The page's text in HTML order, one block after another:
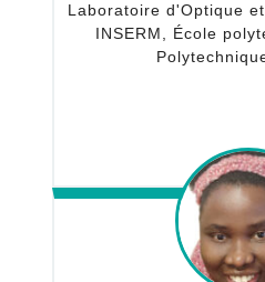
Laboratoire d'Optique
INSERM, École